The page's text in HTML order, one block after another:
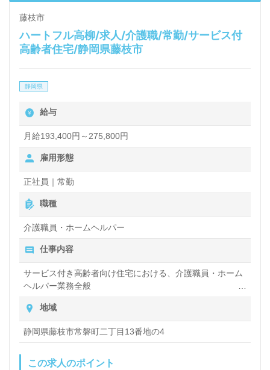
『ご利用者様、ご家族様』の笑顔をつくる事業所様！
◎
看護助手や介護職経験のある方をお迎えします。特別
パスの推進、資格取得制度、風通し良く働きやすい職
場環境もうれしいポイント！『ご利用者様のお役に立
ちたい、資格/経験を活かしたい』『やりがいを感じ
ながら働きたい』『自分らしいキャリアを描きたい』
『転職で施設形態や環境を変えて働きたい』等の方も
大歓迎です。募集詳細等、担当コンサルタントよりご
案内します。お問い合わせも遠慮なくお願いします。
全国の求人ご紹介！医療/福祉業界の正社員/パート求
人探しは【ウィルオブ介護】＊求人情報収集、将来的
に検討の方も遠慮なく＊
LINE、メール、お電話などご希望に応じてお問い合
わせ/ご相談可能です。転職相談、求人紹介、年収交
渉など完全無料サービスをご利用いただけます。＜非
公開求人も取扱いあり！＞"転職支援"のプロと一緒に
藤枝市
ハートフル高柳/求人/介護職/常勤/サービス付
高齢者住宅/静岡県藤枝市
静岡県
給与
月給193,400円～275,800円
雇用形態
正社員｜常勤
職種
介護職員・ホームヘルパー
仕事内容
サービス付き高齢者向け住宅における、介護職員・ホーム
ヘルパー業務全般
入浴や排せつ、食事などの身体的サポートや、買い物や掃
除、洗濯など日常生活のサポートなど
地域
静岡県藤枝市常磐町二丁目13番地の4
この求人のポイント